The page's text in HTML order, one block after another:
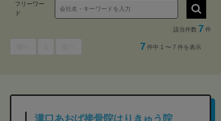
フリーワー
ド
該当件数 7 件
7 件中 1 〜 7 件を表示
溝口あおば接骨院はりきゅう院